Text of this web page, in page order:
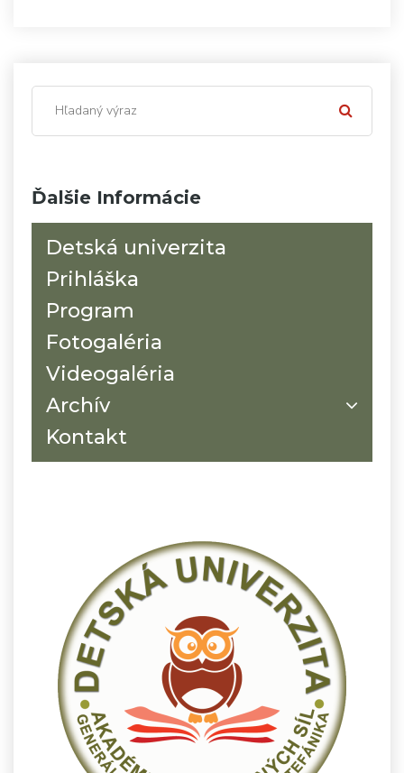
Ďalšie Informácie
Detská univerzita
Prihláška
Program
Fotogaléria
Videogaléria
Archív
Kontakt